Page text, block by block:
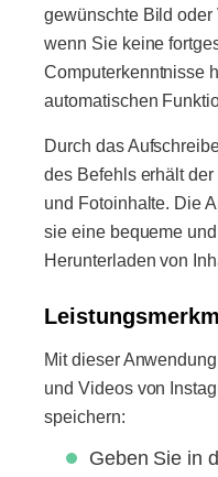
gewünschte Bild oder
wenn Sie keine
Computerkenntnisse
automatischen
Durch das
des Befehls erhält
und Fotoinhalte. Die
sie eine bequeme
Herunterladen von
Mit dieser
und Videos von
speichern:
Geben Sie in